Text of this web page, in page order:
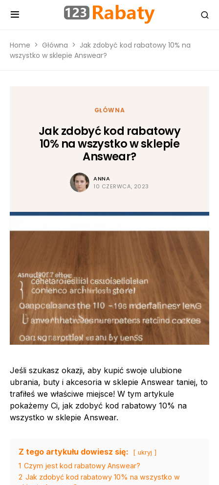
Home Główna
Jak zdobyć kod rabatowy 10% na
wszystko w sklepie Answear?
GŁÓWNA
Jak zdobyć kod rabatowy
10% na wszystko w sklepie
Answear?
ANNA
10 CZERWCA, 2023
Jeśli szukasz okazji, aby kupić swoje ulubione
ubrania, buty i akcesoria w sklepie Answear taniej, to
trafiłeś we właściwe miejsce! W tym artykule
pokażemy Ci, jak zdobyć kod rabatowy 10% na
wszystko w sklepie Answear.
Z tego artykułu dowiesz się: ukryj
1 Czym jest kod rabatowy Answear?
2 Jak zdobyć kod rabatowy 10% na wszystko w